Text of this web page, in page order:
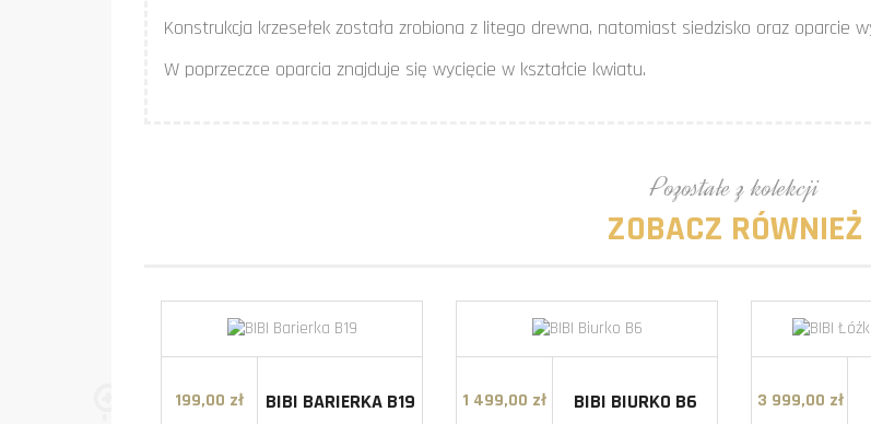
Konstrukcja krzesełek została zrobiona z litego drewna, natomiast siedzisko oraz oparcie
W poprzeczce oparcia znajduje się wycięcie w kształcie kwiatu.
Pozostałe z kolekcji
ZOBACZ RÓWNIEŻ
Cena
199,00 zł BIBI BARIERKA B19 Cena
1 499,00 zł BIBI BIURKO B6 Cena
3 999,00 zł